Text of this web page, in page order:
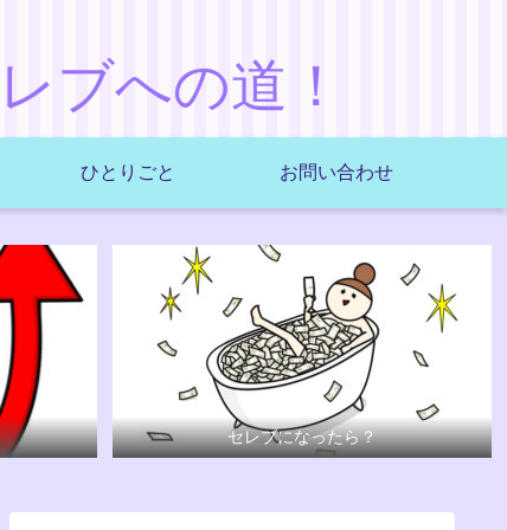
への道！
ひとりごと お問い合わせ
セレブになったら？